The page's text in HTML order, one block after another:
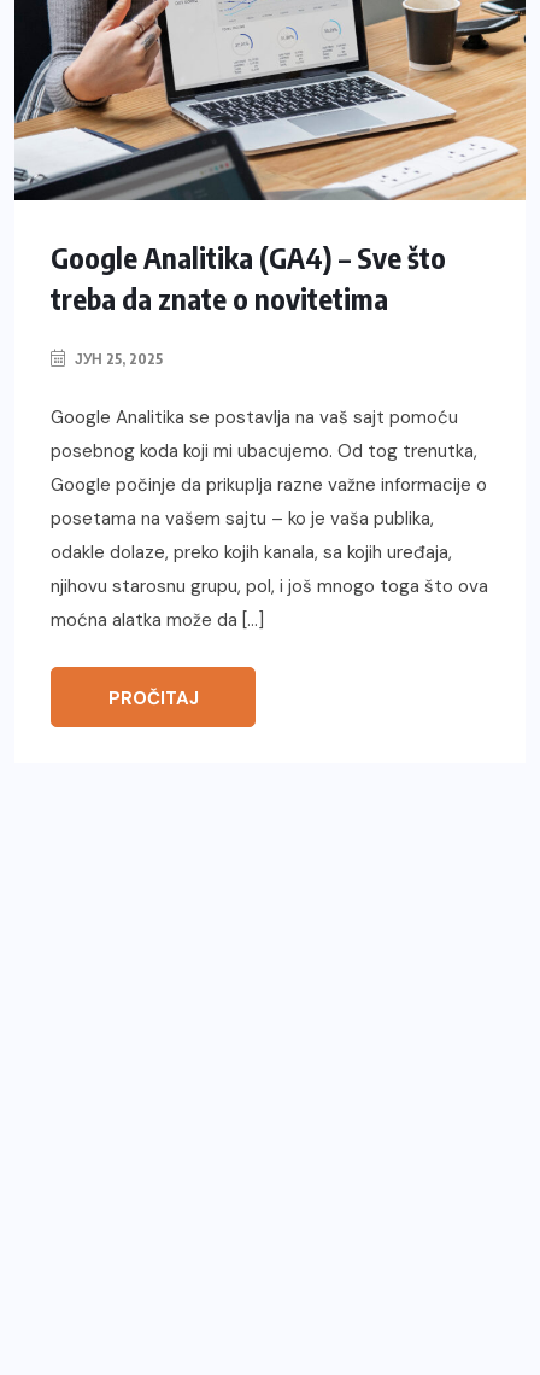
Google Analitika (GA4) – Sve što
treba da znate o novitetima
ЈУН 25, 2025
Google Analitika se postavlja na vaš sajt pomoću
posebnog koda koji mi ubacujemo. Od tog trenutka,
Google počinje da prikuplja razne važne informacije o
posetama na vašem sajtu – ko je vaša publika,
odakle dolaze, preko kojih kanala, sa kojih uređaja,
njihovu starosnu grupu, pol, i još mnogo toga što ova
moćna alatka može da […]
PROČITAJ